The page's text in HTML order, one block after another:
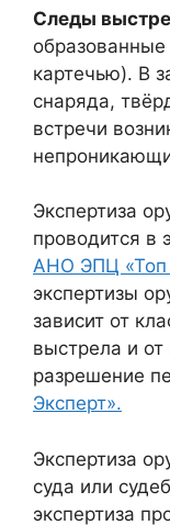
Следы
картечью). В
снаряда,
встречи
Экспертиза
проводится в
АНО ЭПЦ «Топ
экспертизы
зависит от
выстрела и от
разрешение
Эксперт».
Экспертиза
суда или
экспертиза